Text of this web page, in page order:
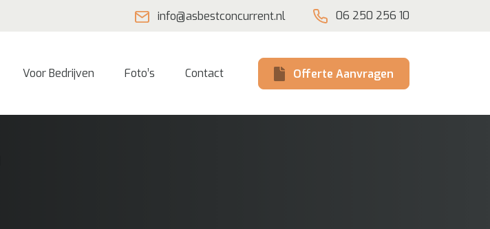
info@asbestconcurrent.nl 06 250 256 10
Voor Bedrijven Foto’s Contact Offerte Aanvragen